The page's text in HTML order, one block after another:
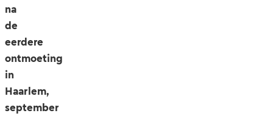
na
de
eerdere
ontmoeting
in
Haarlem,
september